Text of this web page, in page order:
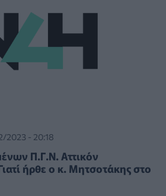
2023 - 20:18
Π.Γ.Ν. Αττικόν
ήρθε ο κ. Μητσοτάκης στο